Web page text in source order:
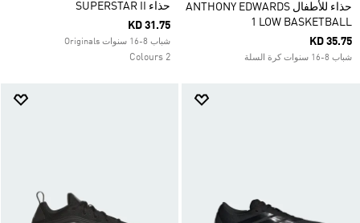
حذاء للأطفال ANTHONY EDWARDS
1 LOW BASKETBALL
KD 35.75
شباب 8-16 سنوات كرة السلة
حذاء SUPERSTAR II
KD 31.75
شباب 8-16 سنوات Originals
2 Colours